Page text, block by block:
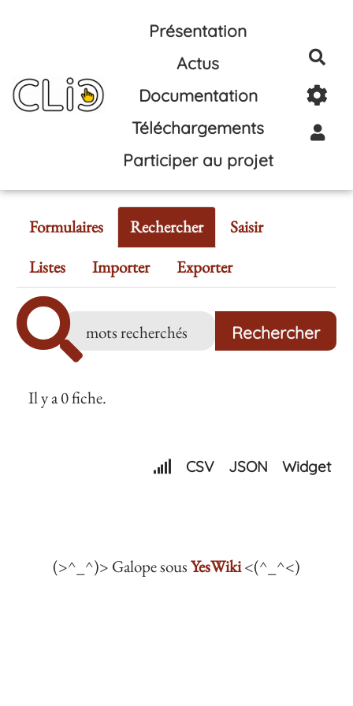
Aller au contenu principal
Présentation
Actus
Documentation
Téléchargements
Participer au projet
Formulaires Rechercher
Saisir
Listes
Importer Exporter
Il y a 0 fiche.
CSV JSON Widget
(>^_^)> Galope sousYesWiki<(^_^<)